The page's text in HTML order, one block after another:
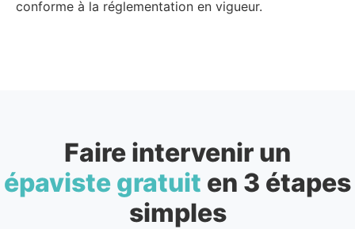
conforme à la réglementation en vigueur.
Faire intervenir un
épaviste gratuit en 3 étapes
simples